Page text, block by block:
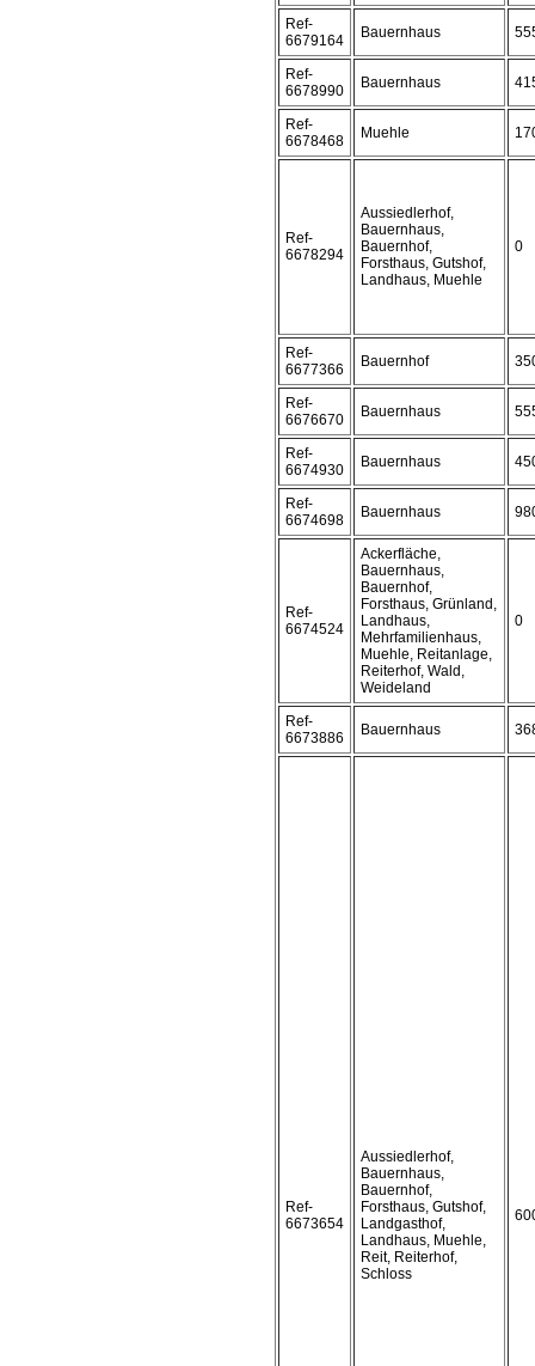
Ref-
6679164
Bauernhaus
Ref-
6678990
Bauernhaus
Ref-
6678468
Muehle
Ref-
6678294
Aussiedlerhof,
Bauernhaus,
Bauernhof,
Forsthaus, Gutshof,
Landhaus, Muehle
0
Ref-
6677366
Bauernhof
Ref-
6676670
Bauernhaus
Ref-
6674930
Bauernhaus
Ref-
6674698
Bauernhaus
Ref-
6674524
Ackerfläche,
Bauernhaus,
Bauernhof,
Forsthaus, Grünland,
Landhaus,
Mehrfamilienhaus,
Muehle, Reitanlage,
Reiterhof, Wald,
Weideland
0
Ref-
6673886
Bauernhaus
Ref-
6673654
Aussiedlerhof,
Bauernhaus,
Bauernhof,
Forsthaus, Gutshof,
Landgasthof,
Landhaus, Muehle,
Reit, Reiterhof,
Schloss